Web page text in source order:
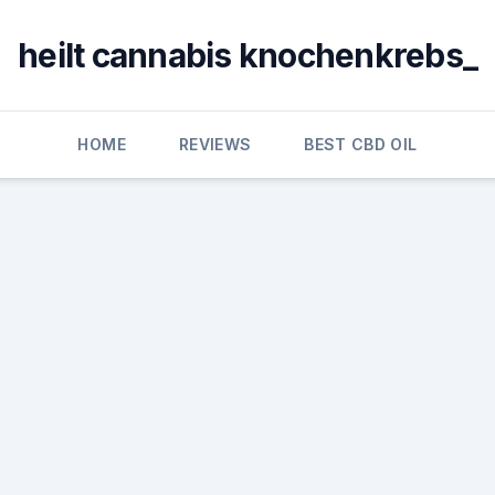
heilt cannabis knochenkrebs_
HOME REVIEWS BEST CBD OIL